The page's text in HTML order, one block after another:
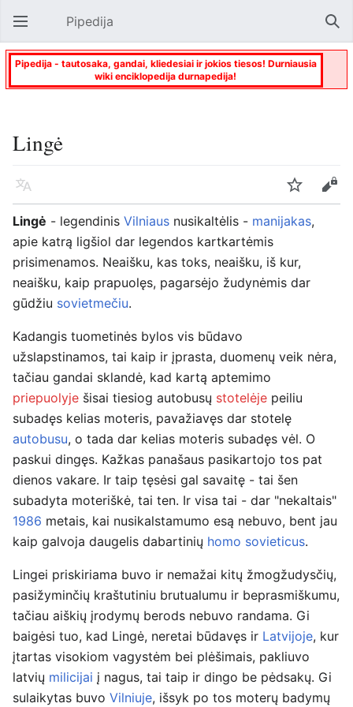
Atverti pagrindinį meniu Pipedija
Pipedija - tautosaka, gandai, kliedesiai ir jokios tiesos! Durniausia
wiki enciklopedija durnapedija!
Lingė
Kalba Stebėti
Keisti
Lingė - legendinis Vilniaus nusikaltėlis - manijakas,
apie katrą ligšiol dar legendos kartkartėmis
prisimenamos. Neaišku, kas toks, neaišku, iš kur,
neaišku, kaip prapuolęs, pagarsėjo žudynėmis dar
gūdžiu sovietmečiu.
Kadangis tuometinės bylos vis būdavo
užslapstinamos, tai kaip ir įprasta, duomenų veik nėra,
tačiau gandai sklandė, kad kartą aptemimo
priepuolyje šisai tiesiog autobusų stotelėje peiliu
subadęs kelias moteris, pavažiavęs dar stotelę
autobusu, o tada dar kelias moteris subadęs vėl. O
paskui dingęs. Kažkas panašaus pasikartojo tos pat
dienos vakare. Ir taip tęsėsi gal savaitę - tai šen
subadyta moteriškė, tai ten. Ir visa tai - dar "nekaltais"
1986 metais, kai nusikalstamumo esą nebuvo, bent jau
kaip galvoja daugelis dabartinių homo sovieticus.
Lingei priskiriama buvo ir nemažai kitų žmogžudysčių,
pasižyminčių kraštutiniu brutualumu ir beprasmiškumu,
tačiau aiškių įrodymų berods nebuvo randama. Gi
baigėsi tuo, kad Lingė, neretai būdavęs ir Latvijoje, kur
įtartas visokiom vagystėm bei plėšimais, pakliuvo
latvių milicijai į nagus, tai taip ir dingo be pėdsakų. Gi
sulaikytas buvo Vilniuje, išsyk po tos moterų badymų